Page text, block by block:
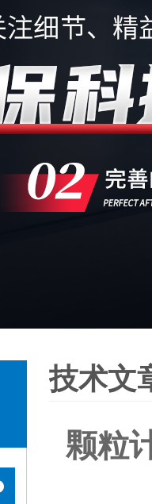
技术文
颗粒